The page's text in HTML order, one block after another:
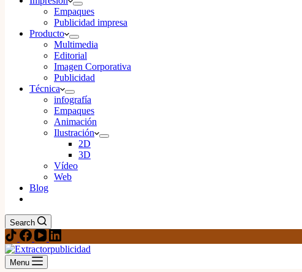
Empaques
Publicidad impresa
Producto
Multimedia
Editorial
Imagen Corporativa
Publicidad
Técnica
infografía
Empaques
Animación
Ilustración
2D
3D
Vídeo
Web
Blog
Search
Menu